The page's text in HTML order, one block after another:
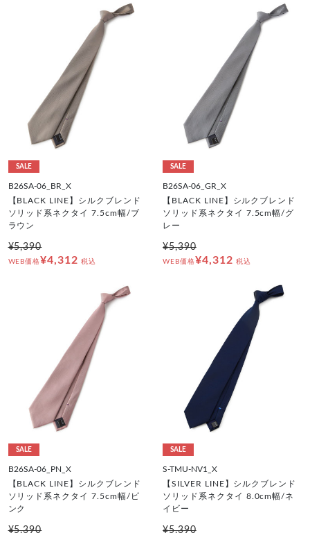
SALE
B26SA-06_BR_X
【BLACK LINE】シルクブレンド
ソリッド系ネクタイ 7.5cm幅/ブ
ラウン
¥5,390
WEB価格¥4,312 税込
SALE
B26SA-06_GR_X
【BLACK LINE】シルクブレンド
ソリッド系ネクタイ 7.5cm幅/グ
レー
¥5,390
WEB価格¥4,312 税込
SALE
B26SA-06_PN_X
【BLACK LINE】シルクブレンド
ソリッド系ネクタイ 7.5cm幅/ピ
ンク
¥5,390
SALE
S-TMU-NV1_X
【SILVER LINE】シルクブレンド
ソリッド系ネクタイ 8.0cm幅/ネ
イビー
¥5,390